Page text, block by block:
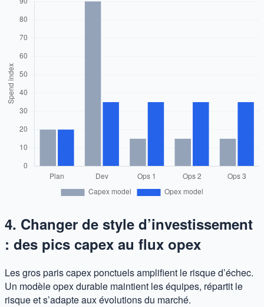
4. Changer de style d’investissement
: des pics capex au flux opex
Les gros paris capex ponctuels amplifient le risque d’échec.
Un modèle opex durable maintient les équipes, répartit le
risque et s’adapte aux évolutions du marché.